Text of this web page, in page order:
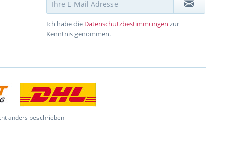
Ich habe die Datenschutzbestimmungen zur
Kenntnis genommen.
anders beschrieben